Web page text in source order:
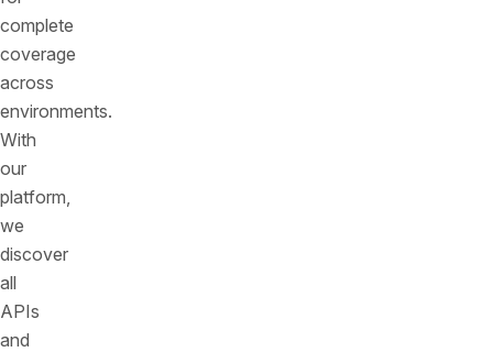
complete
coverage
across
environments.
With
our
platform,
we
discover
all
APIs
and